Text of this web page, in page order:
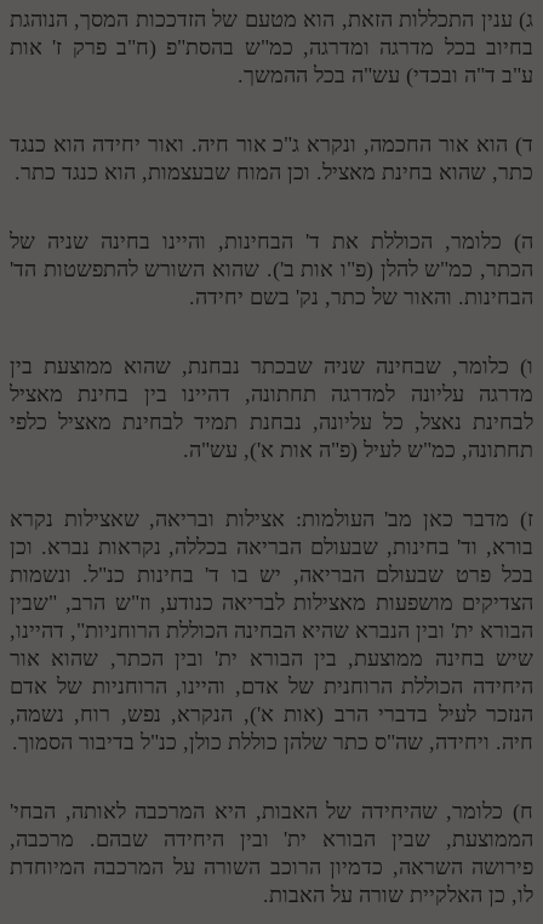
אודות האתר
אודות האתר
אתר הבית
דף היומי בזוהר הקדוש
ג) ענין התכללות הזאת, הוא מטעם של הזדככות המסך, הנוהגת
בחיוב בכל מדרגה ומדרגה, כמ"ש בהסת"פ (ח"ב פרק ז' אות
ע"ב ד"ה ובכדי) עש"ה בכל ההמשך.
ד) הוא אור החכמה, ונקרא ג"כ אור חיה. ואור יחידה הוא כנגד
כתר, שהוא בחינת מאציל. וכן המוח שבעצמות, הוא כנגד כתר.
ה) כלומר, הכוללת את ד' הבחינות, והיינו בחינה שניה של
הכתר, כמ"ש להלן (פ"ו אות ב'). שהוא השורש להתפשטות הד'
הבחינות. והאור של כתר, נק' בשם יחידה.
ו) כלומר, שבחינה שניה שבכתר נבחנת, שהוא ממוצעת בין
מדרגה עליונה למדרגה תחתונה, דהיינו בין בחינת מאציל
לבחינת נאצל, כל עליונה, נבחנת תמיד לבחינת מאציל כלפי
תחתונה, כמ"ש לעיל (פ"ה אות א'), עש"ה.
ז) מדבר כאן מב' העולמות: אצילות ובריאה, שאצילות נקרא
בורא, וד' בחינות, שבעולם הבריאה בכללה, נקראות נברא. וכן
בכל פרט שבעולם הבריאה, יש בו ד' בחינות כנ"ל. ונשמות
הצדיקים מושפעות מאצילות לבריאה כנודע, וז"ש הרב, "שבין
הבורא ית' ובין הנברא שהיא הבחינה הכוללת הרוחניות", דהיינו,
שיש בחינה ממוצעת, בין הבורא ית' ובין הכתר, שהוא אור
היחידה הכוללת הרוחנית של אדם, והיינו, הרוחניות של אדם
הנזכר לעיל בדברי הרב (אות א'), הנקרא, נפש, רוח, נשמה,
חיה. ויחידה, שה"ס כתר שלהן כוללת כולן, כנ"ל בדיבור הסמוך.
ח) כלומר, שהיחידה של האבות, היא המרכבה לאותה, הבחי'
הממוצעת, שבין הבורא ית' ובין היחידה שבהם. מרכבה,
פירושה השראה, כדמיון הרוכב השורה על המרכבה המיוחדת
לו, כן האלקיית שורה על האבות.